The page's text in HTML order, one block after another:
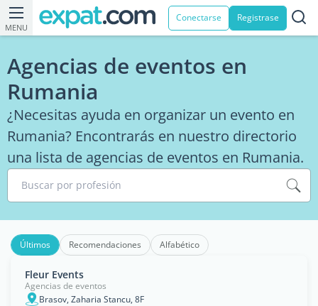
MENU
Conectarse Registrase
Agencias de eventos en
Rumania
¿Necesitas ayuda en organizar un evento en
Rumania? Encontrarás en nuestro directorio
una lista de agencias de eventos en Rumania.
Buscar por profesión
Últimos Recomendaciones Alfabético
Fleur Events
Agencias de eventos
Brasov, Zaharia Stancu, 8F